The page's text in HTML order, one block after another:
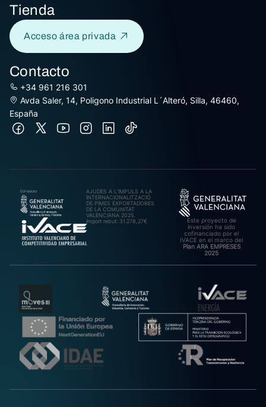
Tienda
Acceso área privada
Contacto
+34 961 216 301
Avda Saler, 14, Poligono Industrial L´Alteró, Silla, 46460,
España
AJUDES A L’IMPULS A LA
INTERNACIONALITZACIÓ
DE PIMES EXPORTADORES
DE LA COMUNITAT
VALENCIANA 2025.
Import rebut: 31.278,27€
Este proyecto de
inversión ha sido
cofinanciado por el
IVACE en el marco del
Plan ARA EMPRESES
2025